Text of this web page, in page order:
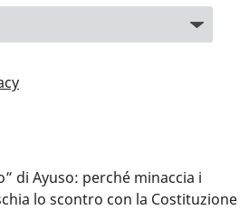
di Ayuso: perché minaccia i
lo scontro con la Costituzione